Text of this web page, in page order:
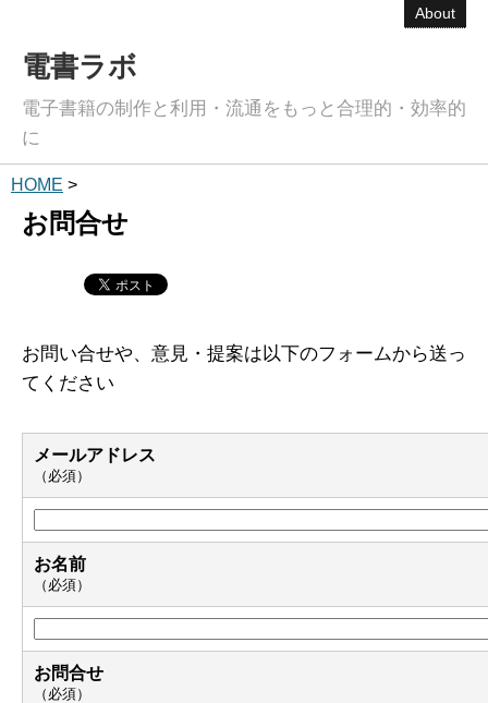
About
電書ラボ
電子書籍の制作と利用・流通をもっと合理的・効率的
に
HOME >
お問合せ
お問い合せや、意見・提案は以下のフォームから送っ
てください
メールアドレス
（必須）
お名前
（必須）
お問合せ
（必須）